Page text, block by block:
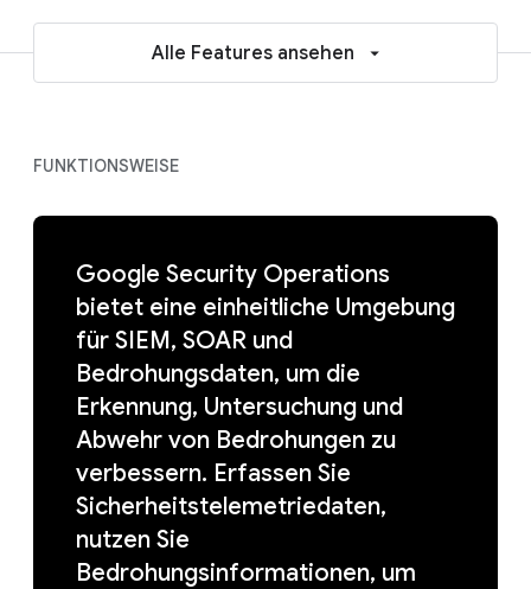
Alle Features ansehen
FUNKTIONSWEISE
Google Security Operations
bietet eine einheitliche Umgebung
für SIEM, SOAR und
Bedrohungsdaten, um die
Erkennung, Untersuchung und
Abwehr von Bedrohungen zu
verbessern. Erfassen Sie
Sicherheitstelemetriedaten,
nutzen Sie
Bedrohungsinformationen, um